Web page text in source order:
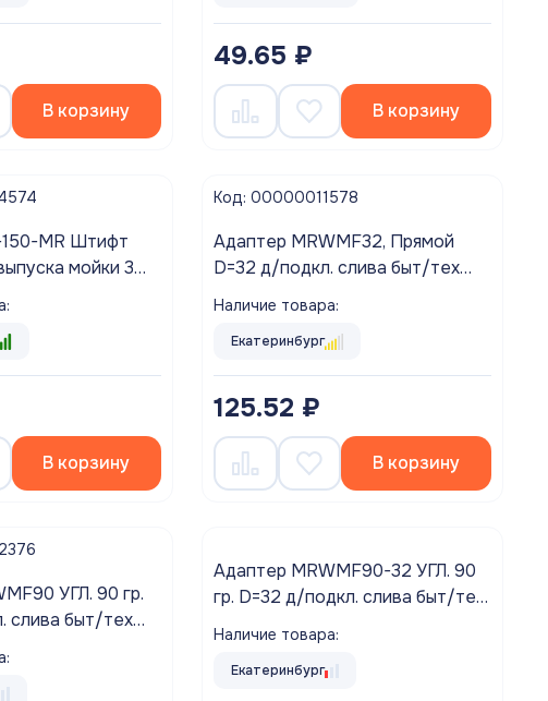
В корзину
49.65 ₽
В корзину
MR Штифт
мойки 3
В корзину
Код: 00000011578
Адаптер MRWMF32, Прямой
D=32 д/подкл. слива быт/тех
McAlpine
Наличие товара:
Екатеринбург
125.52 ₽
В корзину
УГЛ. 90 гр.
слива быт/тех
Адаптер MRWMF90-32 УГЛ. 90
гр. D=32 д/подкл. слива быт/тех
McAlpine
Наличие товара:
Екатеринбург